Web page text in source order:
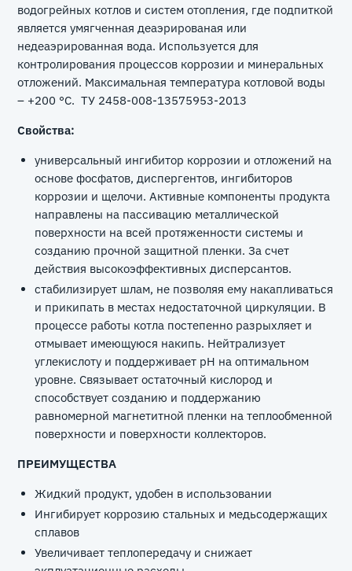
водогрейных котлов и систем отопления, где подпиткой
является умягченная деаэрированая или
недеаэрированная вода. Используется для
контролирования процессов коррозии и минеральных
отложений. Максимальная температура котловой воды
– +200 °С. ТУ 2458-008-13575953-2013
Свойства:
универсальный ингибитор коррозии и отложений на
основе фосфатов, диспергентов, ингибиторов
коррозии и щелочи. Активные компоненты продукта
направлены на пассивацию металлической
поверхности на всей протяженности системы и
созданию прочной защитной пленки. За счет
действия высокоэффективных дисперсантов.
стабилизирует шлам, не позволяя ему накапливаться
и прикипать в местах недостаточной циркуляции. В
процессе работы котла постепенно разрыхляет и
отмывает имеющуюся накипь. Нейтрализует
углекислоту и поддерживает рН на оптимальном
уровне. Связывает остаточный кислород и
способствует созданию и поддержанию
равномерной магнетитной пленки на теплообменной
поверхности и поверхности коллекторов.
ПРЕИМУЩЕСТВА
Жидкий продукт, удобен в использовании
Ингибирует коррозию стальных и медьсодержащих
сплавов
Увеличивает теплопередачу и снижает